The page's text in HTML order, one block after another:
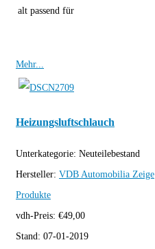
alt passend für
Mehr...
Heizungsluftschlauch
Unterkategorie: Neuteilebestand
Hersteller: VDB Automobilia Zeige
Produkte
vdh-Preis: €49,00
Stand: 07-01-2019